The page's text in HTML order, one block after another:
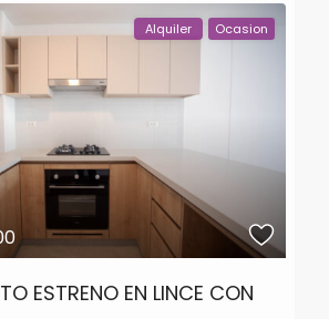
Alquiler Ocasion
ESTRENO EN LINCE CON